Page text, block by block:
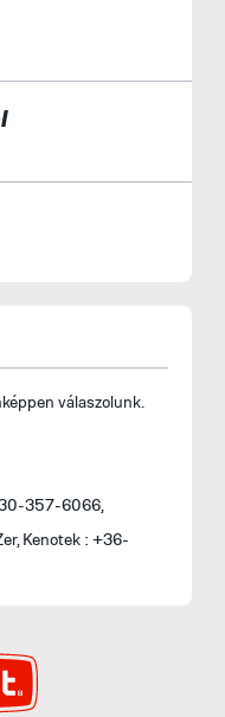
válaszolunk.
357-6066,
Kenotek : +36-